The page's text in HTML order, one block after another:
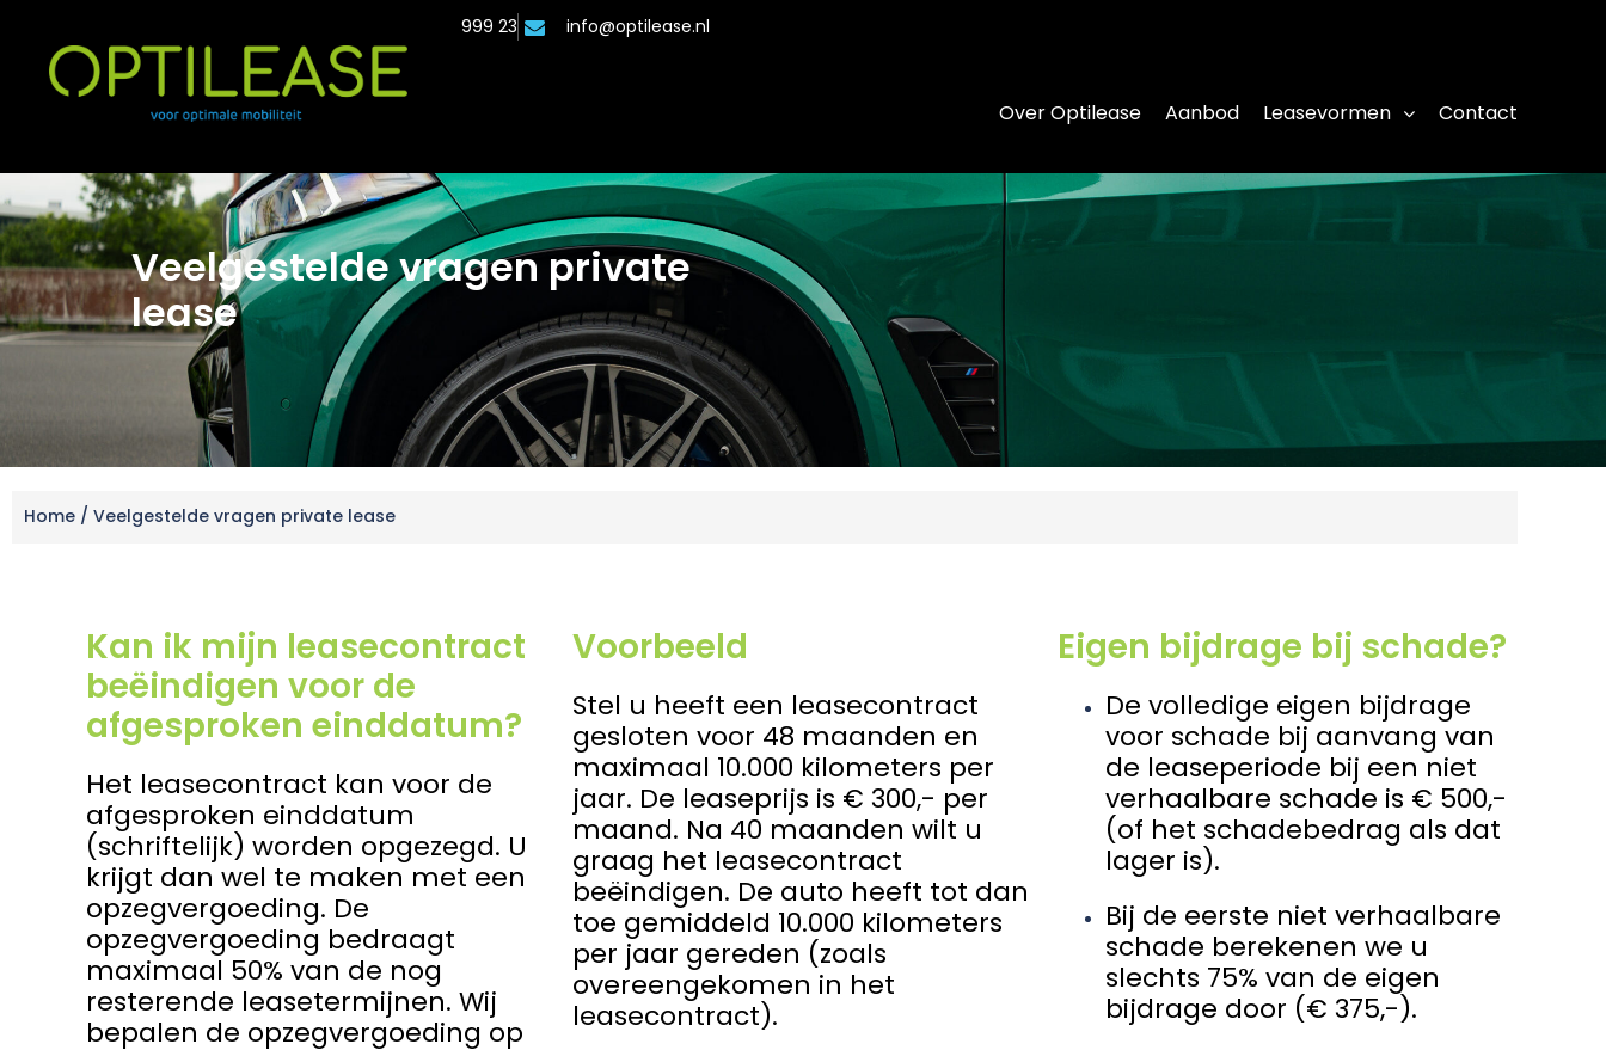
(050) 54 999 23 info@optilease.nl
Over Optilease Aanbod Leasevormen Contact
Veelgestelde vragen private
lease
Home / Veelgestelde vragen private lease
Kan ik mijn leasecontract
beëindigen voor de
afgesproken einddatum?
Het leasecontract kan voor de
afgesproken einddatum
(schriftelijk) worden opgezegd. U
krijgt dan wel te maken met een
opzegvergoeding. De
opzegvergoeding bedraagt
maximaal 50% van de nog
resterende leasetermijnen. Wij
bepalen de opzegvergoeding op
Voorbeeld
Stel u heeft een leasecontract
gesloten voor 48 maanden en
maximaal 10.000 kilometers per
jaar. De leaseprijs is € 300,- per
maand. Na 40 maanden wilt u
graag het leasecontract
beëindigen. De auto heeft tot dan
toe gemiddeld 10.000 kilometers
per jaar gereden (zoals
overeengekomen in het
leasecontract).
Eigen bijdrage bij schade?
De volledige eigen bijdrage
voor schade bij aanvang van
de leaseperiode bij een niet
verhaalbare schade is € 500,-
(of het schadebedrag als dat
lager is).
Bij de eerste niet verhaalbare
schade berekenen we u
slechts 75% van de eigen
bijdrage door (€ 375,-).